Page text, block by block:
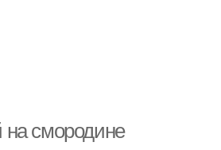
на смородине